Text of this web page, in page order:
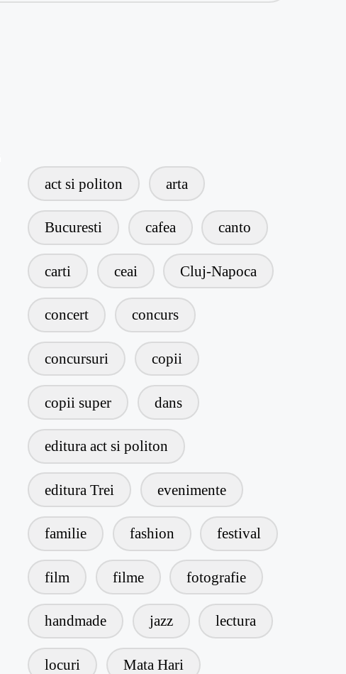
act si politon arta
Bucuresti cafea canto
carti ceai Cluj-Napoca
concert concurs
concursuri copii
copii super dans
editura act si politon
editura Trei evenimente
familie fashion festival
film filme fotografie
handmade jazz lectura
locuri Mata Hari